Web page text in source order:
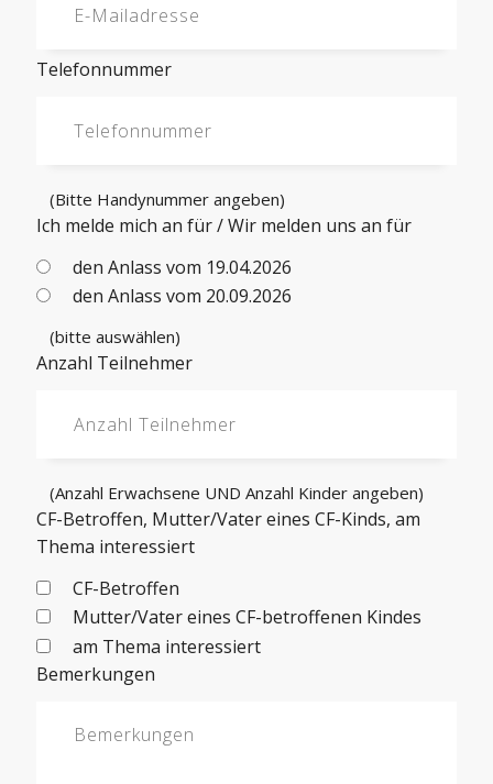
Telefonnummer
(Bitte Handynummer angeben)
Ich melde mich an für / Wir melden uns an für
den Anlass vom 19.04.2026
den Anlass vom 20.09.2026
(bitte auswählen)
Anzahl Teilnehmer
(Anzahl Erwachsene UND Anzahl Kinder angeben)
CF-Betroffen, Mutter/Vater eines CF-Kinds, am
Thema interessiert
CF-Betroffen
Mutter/Vater eines CF-betroffenen Kindes
am Thema interessiert
Bemerkungen